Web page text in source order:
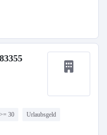
30 Urlaubsgeld